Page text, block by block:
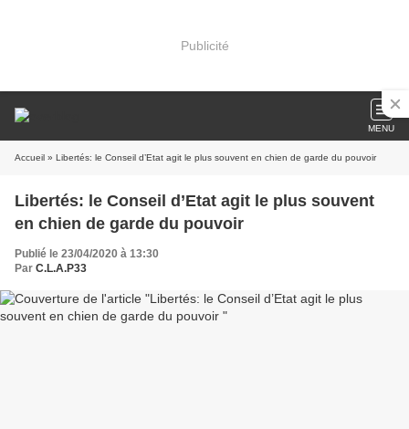
Publicité
MENU
Accueil » Libertés: le Conseil d’Etat agit le plus souvent en chien de garde du pouvoir
Libertés: le Conseil d’Etat agit le plus souvent
en chien de garde du pouvoir
Publié le 23/04/2020 à 13:30
Par C.L.A.P33